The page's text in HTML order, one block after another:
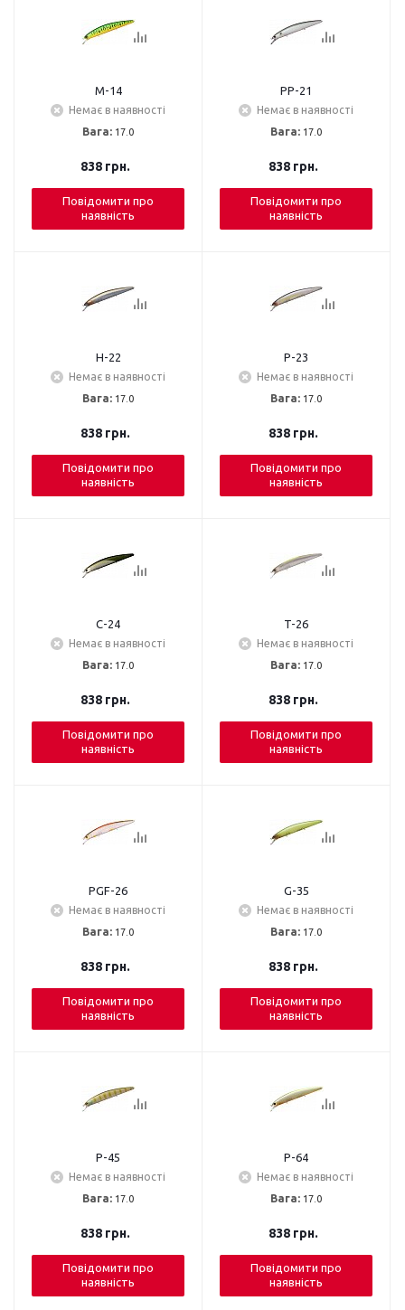
M-14
Немає в наявності
Вага: 17.0
838грн.
Повідомити про
наявність
PP-21
Немає в наявності
Вага: 17.0
838грн.
Повідомити про
наявність
H-22
Немає в наявності
Вага: 17.0
838грн.
Повідомити про
наявність
P-23
Немає в наявності
Вага: 17.0
838грн.
Повідомити про
наявність
C-24
Немає в наявності
Вага: 17.0
838грн.
Повідомити про
наявність
T-26
Немає в наявності
Вага: 17.0
838грн.
Повідомити про
наявність
PGF-26
Немає в наявності
Вага: 17.0
838грн.
Повідомити про
наявність
G-35
Немає в наявності
Вага: 17.0
838грн.
Повідомити про
наявність
P-45
Немає в наявності
Вага: 17.0
838грн.
Повідомити про
наявність
P-64
Немає в наявності
Вага: 17.0
838грн.
Повідомити про
наявність